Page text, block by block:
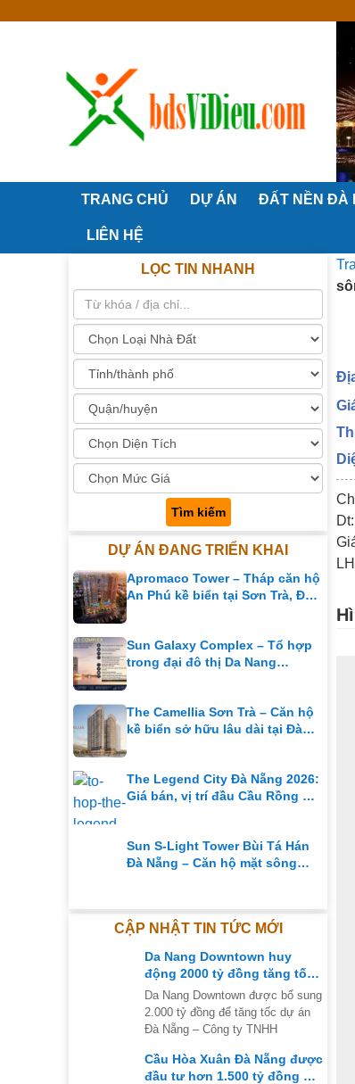
TRANG CHỦ DỰ ÁN ĐẤT NỀN ĐÀ
LIÊN HỆ
LỌC TIN NHANH
Tìm kiếm
DỰ ÁN ĐANG TRIỂN KHAI
Apromaco Tower – Tháp căn hộ
An Phú kề biển tại Sơn Trà, Đà
Sun Galaxy Complex – Tổ hợp
trong đại đô thị Da Nang
The Camellia Sơn Trà – Căn hộ
kề biển sở hữu lâu dài tại Đà
The Legend City Đà Nẵng 2026:
Giá bán, vị trí đầu Cầu Rồng &
Sun S-Light Tower Bùi Tá Hán
Đà Nẵng – Căn hộ mặt sông
CẬP NHẬT TIN TỨC MỚI
Da Nang Downtown huy
động 2000 tỷ đồng tăng tốc
siêu dự án tại Đà Nẵng
Da Nang Downtown được bổ sung
2.000 tỷ đồng để tăng tốc dự án
Đà Nẵng – Công ty TNHH
Cầu Hòa Xuân Đà Nẵng được
đầu tư hơn 1.500 tỷ đồng để